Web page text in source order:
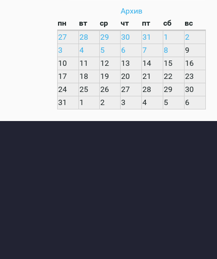
Архив
пн
вт ср чт пт сб
вс
27
28 29 30 31 1
2
3
4 5 6 7 8
9
10
11 12 13 14 15
16
17
18 19 20 21 22
23
24
25 26 27 28 29
30
31
1 2 3 4 5 6